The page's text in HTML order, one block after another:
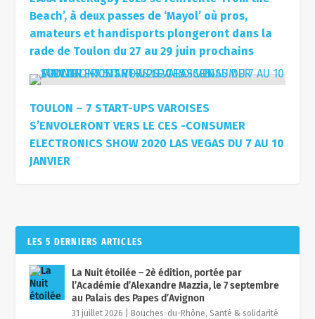
Beach’, à deux passes de ‘Mayol’ où pros,
amateurs et handisports plongeront dans la
rade de Toulon du 27 au 29 juin prochains
TOULON – 7 START-UPS VAROISES
S’ENVOLERONT VERS LE CES -CONSUMER
ELECTRONICS SHOW 2020 LAS VEGAS DU 7 AU 10
JANVIER
LES 5 DERNIERS ARTICLES
La Nuit étoilée – 2è édition, portée par
l’Académie d’Alexandre Mazzia, le 7 septembre
au Palais des Papes d’Avignon
31 juillet 2026 Bouches-du-Rhône,Santé & solidarité